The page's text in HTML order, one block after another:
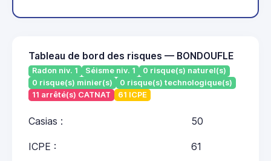
Tableau de bord des risques — BONDOUFLE
Radon niv. 1 Séisme niv. 1
0 risque(s) naturel(s)
0 risque(s) minier(s)
0 risque(s) technologique(s)
11 arrêté(s) CATNAT
61 ICPE
Casias : 50
ICPE : 61